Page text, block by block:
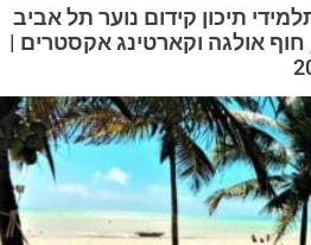
תיכון קידום נוער תל אביב
אולגה וקארטינג אקסטרים |